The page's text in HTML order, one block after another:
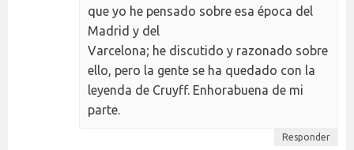
que yo he pensado sobre esa época del
Madrid y del
Varcelona; he discutido y razonado sobre
ello, pero la gente se ha quedado con la
leyenda de Cruyff. Enhorabuena de mi
parte.
Responder